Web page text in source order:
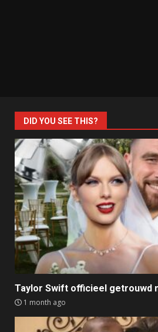
DID YOU SEE THIS?
Taylor Swift officieel getrouwd
1 month ago